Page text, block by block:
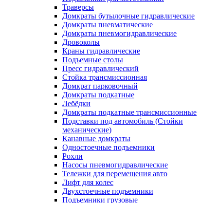
Траверсы
Домкраты бутылочные гидравлические
Домкраты пневматические
Домкраты пневмогидравлические
Дровоколы
Краны гидравлические
Подъемные столы
Пресс гидравлический
Стойка трансмиссионная
Домкрат парковочный
Домкраты подкатные
Лебёдки
Домкраты подкатные трансмиссионные
Подставки под автомобиль (Стойки
механические)
Канавные домкраты
Одностоечные подъемники
Рохли
Насосы пневмогидравлические
Тележки для перемещения авто
Лифт для колес
Двухстоечные подъемники
Подъемники грузовые